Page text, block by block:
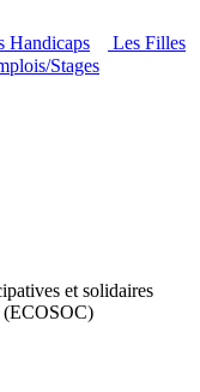
Handicaps
Les Filles
Stages
et solidaires
(ECOSOC)